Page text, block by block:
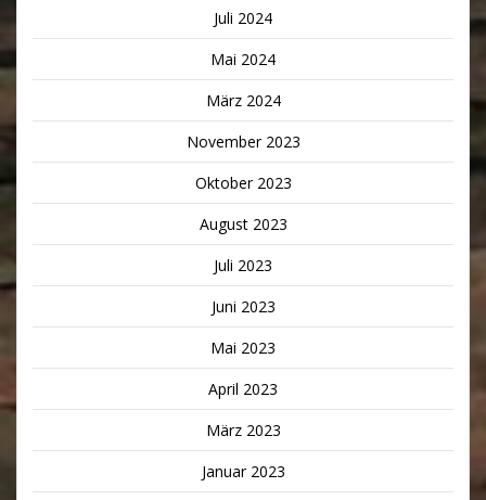
Juli 2024
Mai 2024
März 2024
November 2023
Oktober 2023
August 2023
Juli 2023
Juni 2023
Mai 2023
April 2023
März 2023
Januar 2023